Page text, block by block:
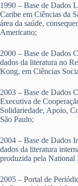
1990 – Base de Dados
Caribe em Ciências da
área da saúde,
Americano;
2000 – Base de Dados
dados da literatura no
Kong, em Ciências
2003 – Base de Dados
Executiva de
Solidariedade, Apoio,
São Paulo;
2004 – Base de Dados
dados da literatura
produzida pela
2005 – Portal de